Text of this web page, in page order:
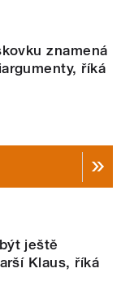
znamená
říká
ještě
Klaus, říká